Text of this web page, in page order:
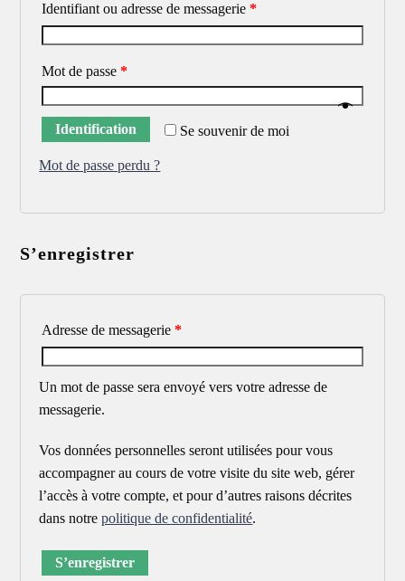
Identifiant ou adresse de messagerie *
Mot de passe *
Se souvenir de moi
Identification
Mot de passe perdu ?
S’enregistrer
Adresse de messagerie *
Un mot de passe sera envoyé vers votre adresse de
messagerie.
Vos données personnelles seront utilisées pour vous
accompagner au cours de votre visite du site web, gérer
l’accès à votre compte, et pour d’autres raisons décrites
dans notrepolitique de confidentialité.
S’enregistrer